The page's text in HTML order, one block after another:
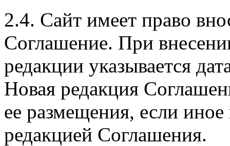
2.4. Сайт имеет право
Соглашение. При
редакции указывается
Новая редакция
ее размещения, если
редакцией Соглашения.